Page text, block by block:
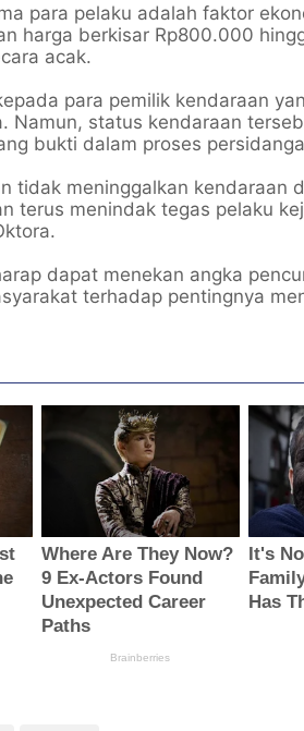
para pelaku adalah faktor
harga berkisar Rp800.000
acak.
para pemilik kendaraan
Namun, status kendaraan
bukti dalam proses
tidak meninggalkan kendaraan
terus menindak tegas pelaku
dapat menekan angka
terhadap pentingnya